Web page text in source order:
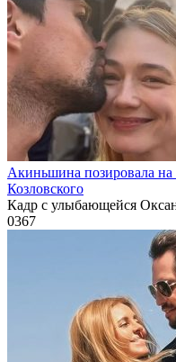
Акиньшина позировала
Козловского
Кадр с улыбающейся
0367